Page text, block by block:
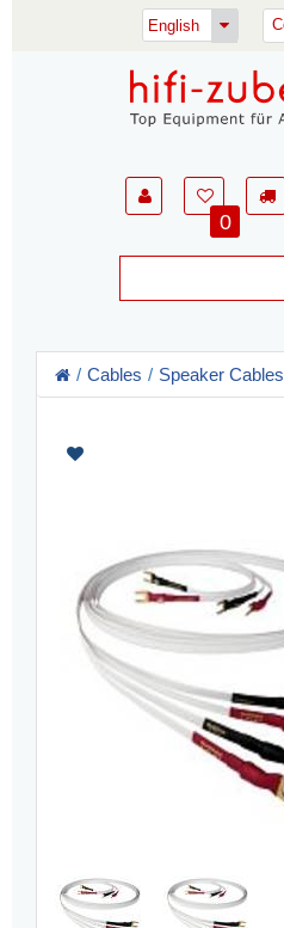
English
0
Cables Speaker Cables